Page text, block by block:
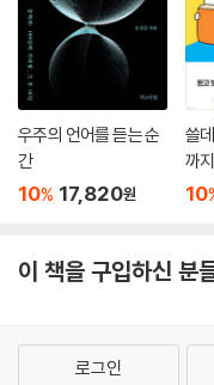
이야기해준다. 그는 인간이
는 번듯한 조상을 찾아 나섰
네안데르탈인을 발견하고
큰 원숭이의 자손이라는 점
다. 인간과 유인원은 어느 시
요한 것일까, 오스트랄로피
변화가 인간에게 어떤 진화
카 출신들이라는 점에서 유
우리는 앞으로 어떤 여정을
우주의 언어를 듣는 순
간
10% 17,820원
쓸
까
10
이 책을 구입하신 분
로그인